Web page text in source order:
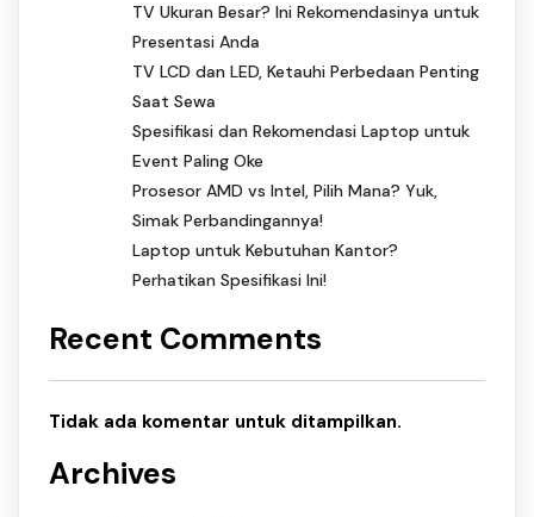
TV Ukuran Besar? Ini Rekomendasinya untuk
Presentasi Anda
TV LCD dan LED, Ketauhi Perbedaan Penting
Saat Sewa
Spesifikasi dan Rekomendasi Laptop untuk
Event Paling Oke
Prosesor AMD vs Intel, Pilih Mana? Yuk,
Simak Perbandingannya!
Laptop untuk Kebutuhan Kantor?
Perhatikan Spesifikasi Ini!
Recent Comments
Tidak ada komentar untuk ditampilkan.
Archives